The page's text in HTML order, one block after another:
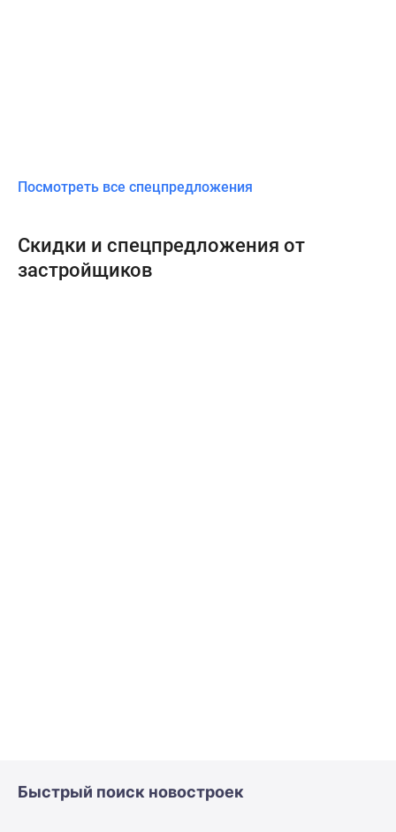
Посмотреть все спецпредложения
Скидки и спецпредложения от
застройщиков
Быстрый поиск новостроек